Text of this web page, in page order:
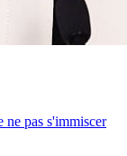
pas s'immiscer